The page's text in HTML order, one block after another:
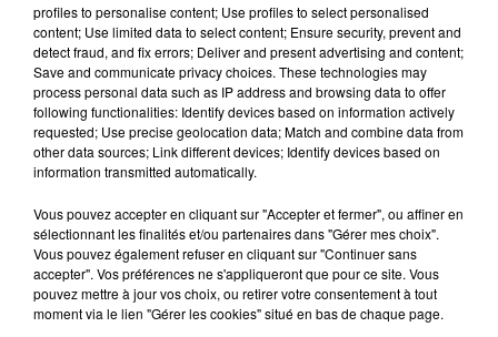
FIL D'ACTUS
15 juillet 2026
BÉTHUNE: ENQUÊTE POUR HOMICIDE
profiles to personalise content; Use profiles to select personalised
content; Use limited data to select content; Ensure security, prevent and
detect fraud, and fix errors; Deliver and present advertising and content;
Save and communicate privacy choices. These technologies may
process personal data such as IP address and browsing data to offer
following functionalities: Identify devices based on information actively
requested; Use precise geolocation data; Match and combine data from
other data sources; Link different devices; Identify devices based on
information transmitted automatically.
Vous pouvez accepter en cliquant sur "Accepter et fermer", ou affiner en
sélectionnant les finalités et/ou partenaires dans "Gérer mes choix".
Vous pouvez également refuser en cliquant sur "Continuer sans
accepter". Vos préférences ne s'appliqueront que pour ce site. Vous
pouvez mettre à jour vos choix, ou retirer votre consentement à tout
moment via le lien "Gérer les cookies" situé en bas de chaque page.